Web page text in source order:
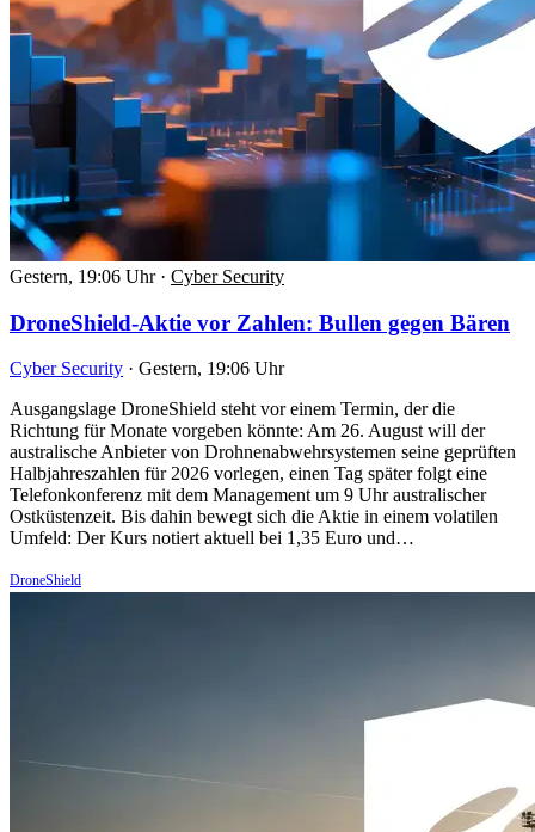
Gestern, 19:06 Uhr · Cyber Security
DroneShield-Aktie vor Zahlen: Bullen gegen Bären
Cyber Security · Gestern, 19:06 Uhr
Ausgangslage DroneShield steht vor einem Termin, der die
Richtung für Monate vorgeben könnte: Am 26. August will der
australische Anbieter von Drohnenabwehrsystemen seine geprüften
Halbjahreszahlen für 2026 vorlegen, einen Tag später folgt eine
Telefonkonferenz mit dem Management um 9 Uhr australischer
Ostküstenzeit. Bis dahin bewegt sich die Aktie in einem volatilen
Umfeld: Der Kurs notiert aktuell bei 1,35 Euro und…
DroneShield